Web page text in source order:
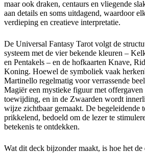
maar ook draken, centaurs en vliegende
aan details en soms uitdagend, waardoor
verdieping en creatieve interpretatie.
De Universal Fantasy Tarot volgt de
systeem met de vier bekende kleuren –
en Pentakels – en de hofkaarten Knave,
Koning. Hoewel de symboliek vaak
Martinello regelmatig voor verrassende
Magiër een mystieke figuur met
toewijding, en in de Zwaarden wordt
wijze zichtbaar gemaakt. De begeleidende
prikkelend, bedoeld om de lezer te
betekenis te ontdekken.
Wat dit deck bijzonder maakt, is hoe het de